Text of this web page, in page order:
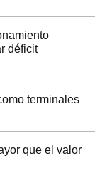
déficit
terminales
que el valor